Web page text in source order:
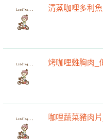
清蒸咖哩多利
烤咖哩雞胸肉_
咖哩蔬菜豬肉